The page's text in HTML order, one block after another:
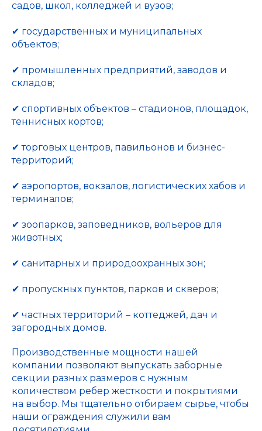
садов, школ, колледжей и вузов;
✔ государственных и муниципальных
объектов;
✔ промышленных предприятий, заводов и
складов;
✔ спортивных объектов – стадионов, площадок,
теннисных кортов;
✔ торговых центров, павильонов и бизнес-
территорий;
✔ аэропортов, вокзалов, логистических хабов и
терминалов;
✔ зоопарков, заповедников, вольеров для
животных;
✔ санитарных и природоохранных зон;
✔ пропускных пунктов, парков и скверов;
✔ частных территорий – коттеджей, дач и
загородных домов.
Производственные мощности нашей
компании позволяют выпускать заборные
секции разных размеров с нужным
количеством ребер жесткости и покрытиями
на выбор. Мы тщательно отбираем сырье, чтобы
наши ограждения служили вам